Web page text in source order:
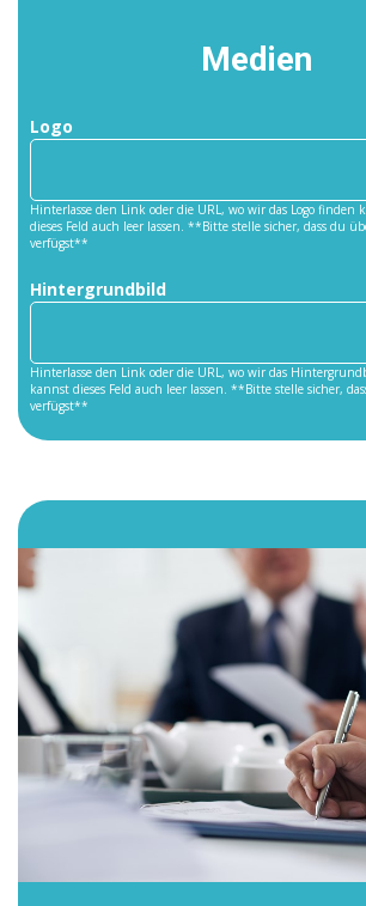
Medien
Logo
Hinterlasse den Link oder die URL, wo wir das Logo
dieses Feld auch leer lassen. **Bitte stelle sicher, dass du
verfügst**
Hintergrundbild
Hinterlasse den Link oder die URL, wo wir das
kannst dieses Feld auch leer lassen. **Bitte stelle sicher,
verfügst**